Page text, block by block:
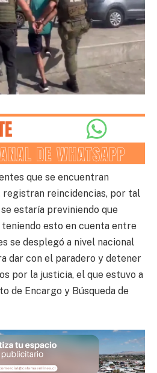
que se encuentran
registran reincidencias, por tal
estaría previniendo que
esto en cuenta entre
se desplegó a nivel nacional
dar con el paradero y detener
por la justicia, el que estuvo a
de Encargo y Búsqueda de